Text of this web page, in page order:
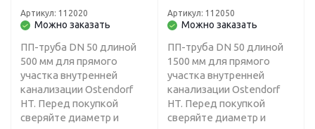
HT DN 50 х 500 мм
Можно заказать
Артикул: 112020
ПП-труба DN 50 длиной
500 мм для прямого
участка внутренней
канализации Ostendorf
HT. Перед покупкой
сверяйте диаметр и
HT DN 50 х 1500 мм
Можно заказать
Артикул: 112050
ПП-труба DN 50 длиной
1500 мм для прямого
участка внутренней
канализации Ostendorf
HT. Перед покупкой
сверяйте диаметр и